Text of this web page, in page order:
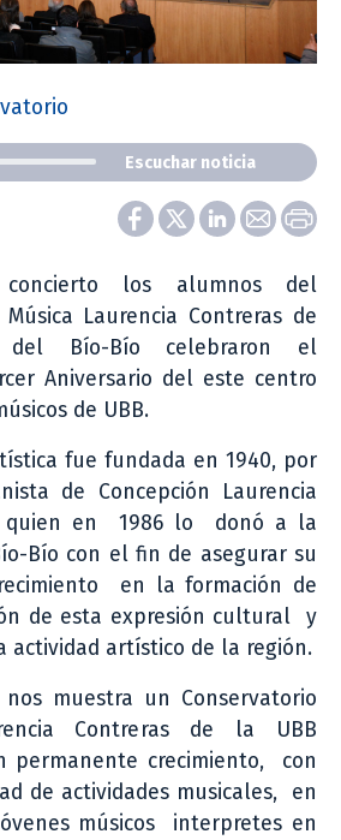
Escuchar noticia
los alumnos del
Laurencia Contreras de
del Bío-Bío celebraron el
Aniversario del este centro
de UBB.
fue fundada en 1940, por
de Concepción Laurencia
quien en 1986 lo donó a la
Bío con el fin de asegurar su
en la formación de
de esta expresión cultural y
actividad artístico de la región.
nos muestra un Conservatorio
Contreras de la UBB
permanente crecimiento, con
de actividades musicales, en
músicos interpretes en